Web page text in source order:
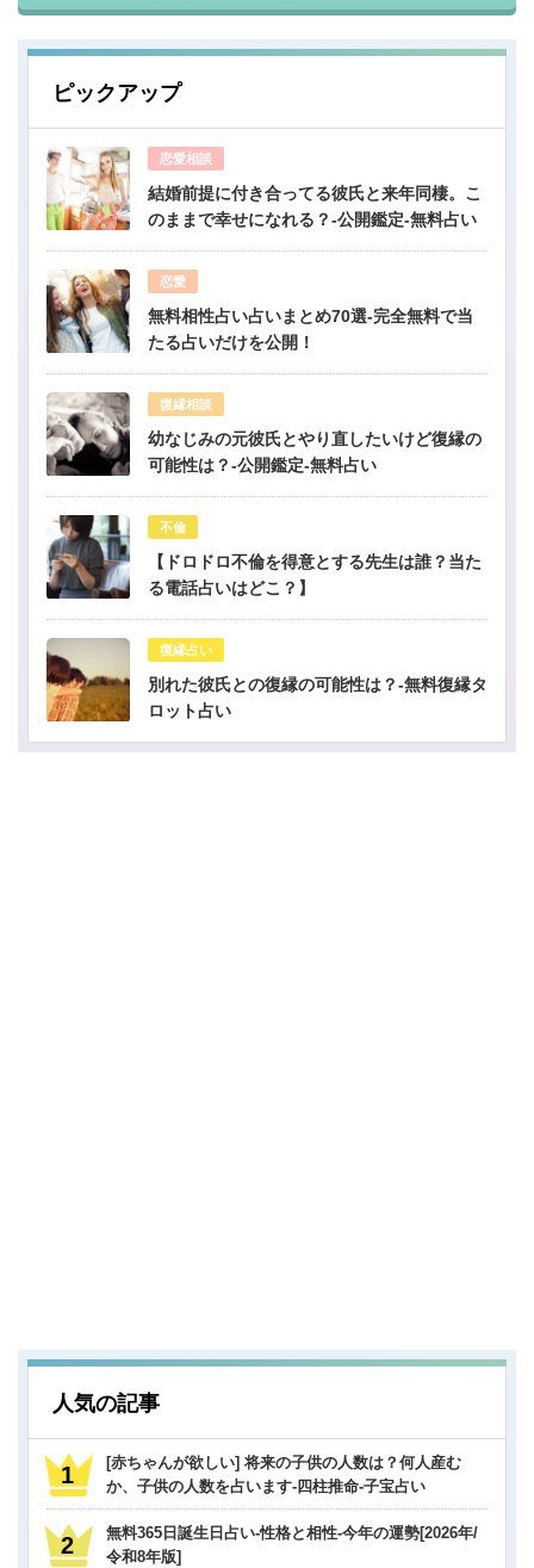
ピックアップ
恋愛相談
結婚前提に付き合ってる彼氏と来年同棲。こ
のままで幸せになれる？-公開鑑定-無料占い
恋愛
無料相性占い占いまとめ70選-完全無料で当
たる占いだけを公開！
復縁相談
幼なじみの元彼氏とやり直したいけど復縁の
可能性は？-公開鑑定-無料占い
不倫
【ドロドロ不倫を得意とする先生は誰？当た
る電話占いはどこ？】
復縁占い
別れた彼氏との復縁の可能性は？-無料復縁タ
ロット占い
人気の記事
[赤ちゃんが欲しい] 将来の子供の人数は？何人産む
か、子供の人数を占います-四柱推命-子宝占い
無料365日誕生日占い-性格と相性-今年の運勢[2026年/
令和8年版]